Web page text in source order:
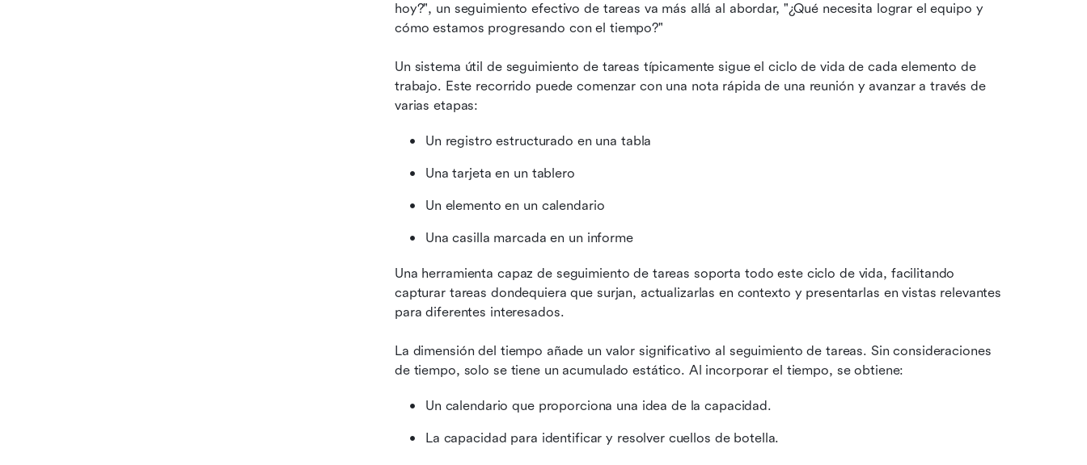
hoy?", un seguimiento efectivo de tareas va más allá al abordar, "¿Qué necesita lograr el equipo y
cómo estamos progresando con el tiempo?"
Un sistema útil de seguimiento de tareas típicamente sigue el ciclo de vida de cada elemento de
trabajo. Este recorrido puede comenzar con una nota rápida de una reunión y avanzar a través de
varias etapas:
Un registro estructurado en una tabla
Una tarjeta en un tablero
Un elemento en un calendario
Una casilla marcada en un informe
Una herramienta capaz de seguimiento de tareas soporta todo este ciclo de vida, facilitando
capturar tareas dondequiera que surjan, actualizarlas en contexto y presentarlas en vistas relevantes
para diferentes interesados.
La dimensión del tiempo añade un valor significativo al seguimiento de tareas. Sin consideraciones
de tiempo, solo se tiene un acumulado estático. Al incorporar el tiempo, se obtiene:
Un calendario que proporciona una idea de la capacidad.
La capacidad para identificar y resolver cuellos de botella.